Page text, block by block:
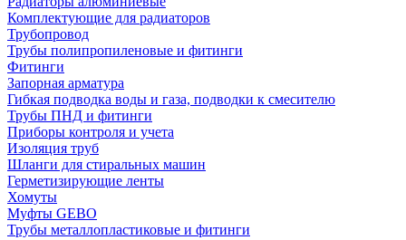
Комплектующие для радиаторов
Трубопровод
Трубы полипропиленовые и фитинги
Фитинги
Запорная арматура
Гибкая подводка воды и газа, подводки к смесителю
Трубы ПНД и фитинги
Приборы контроля и учета
Изоляция труб
Шланги для стиральных машин
Герметизирующие ленты
Хомуты
Муфты GEBO
Трубы металлопластиковые и фитинги